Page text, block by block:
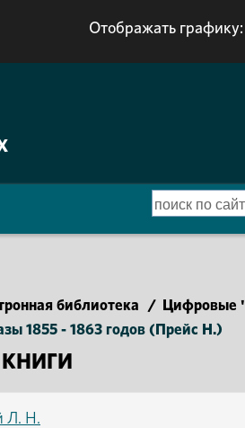
Отображать графику:
библиотека / Цифровые
1855 - 1863 годов (Прейс Н.)
Л. Н.